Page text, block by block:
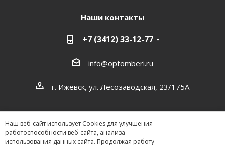
Наш веб-сайт использует Cookies для улучшения
работоспособности веб-сайта, анализа
использования данных сайта. Продолжая работу
Наши контакты
+7 (3412) 33-12-77
info@optomberi.ru
г. Ижевск, ул. Лесозаводская, 23/175А